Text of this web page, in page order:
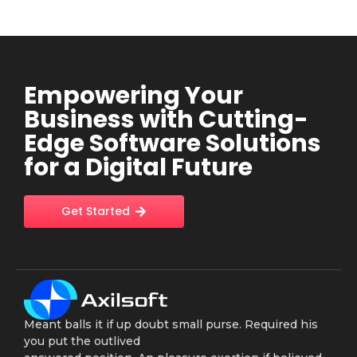
Empowering Your
Business with Cutting-
Edge Software Solutions
for a Digital Future
Get Started
Meant balls it if up doubt small purse. Required his
you put the outlived